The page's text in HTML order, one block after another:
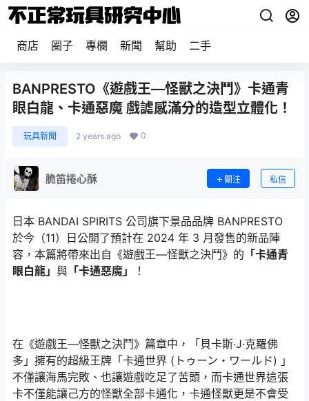
商店 圈子 專欄 新聞 幫助 二手
BANPRESTO《遊戲王—怪獸之決鬥》卡通青
眼白龍、卡通惡魔 戲謔感滿分的造型立體化！
玩具新聞 2 years ago 0
脆笛捲心酥 關注 私信
日本 BANDAI SPIRITS 公司旗下景品品牌 BANPRESTO
於今（11）日公開了預計在 2024 年 3 月發售的新品陣
容，本篇將帶來出自《遊戲王—怪獸之決鬥》的 「卡通青
眼白龍」 與 「卡通惡魔」 ！
在《遊戲王—怪獸之決鬥》篇章中，「貝卡斯·J·克羅佛
多」擁有的超級王牌「卡通世界 (トゥーン・ワールド) 」
不僅讓海馬完敗、也讓遊戲吃足了苦頭，而卡通世界這張
卡不僅能讓己方的怪獸全部卡通化，卡通怪獸更是不會受